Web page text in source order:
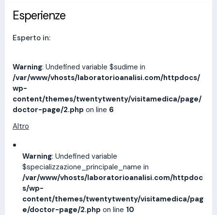
Esperienze
Esperto in:
Warning: Undefined variable $sudime in
/var/www/vhosts/laboratorioanalisi.com/httpdocs/
wp-
content/themes/twentytwenty/visitamedica/page/
doctor-page/2.php on line 6
Altro
Warning: Undefined variable
$specializzazione_principale_name in
/var/www/vhosts/laboratorioanalisi.com/httpdoc
s/wp-
content/themes/twentytwenty/visitamedica/pag
e/doctor-page/2.php on line 10